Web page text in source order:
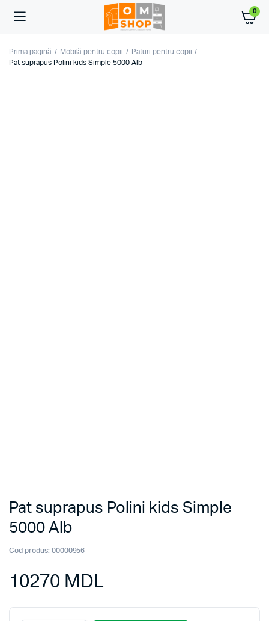
0
Prima pagină Mobilă pentru copii
Paturi pentru copii
Pat suprapus Polini kids Simple 5000 Alb
Pat suprapus Polini kids Simple
5000 Alb
Cod produs: 00000956
10270 MDL